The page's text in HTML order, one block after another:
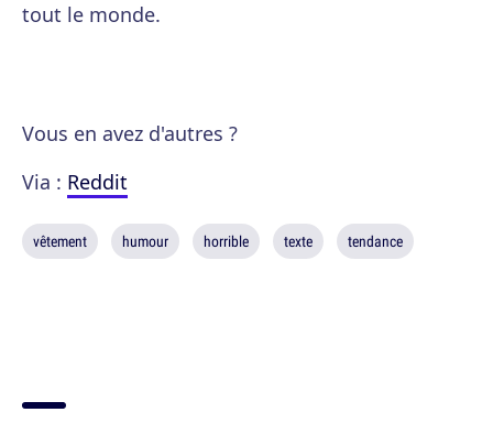
tout le monde.
Vous en avez d'autres ?
Via : Reddit
vêtement humour horrible texte tendance